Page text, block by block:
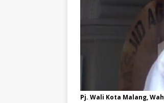
Pj. Wali Kota Malang,